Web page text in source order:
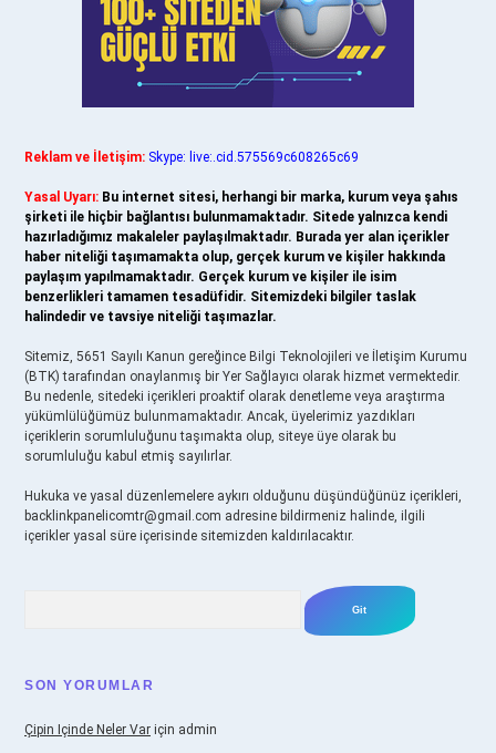
Reklam ve İletişim: Skype: live:.cid.575569c608265c69
Yasal Uyarı: Bu internet sitesi, herhangi bir marka, kurum veya şahıs
şirketi ile hiçbir bağlantısı bulunmamaktadır. Sitede yalnızca kendi
hazırladığımız makaleler paylaşılmaktadır. Burada yer alan içerikler
haber niteliği taşımamakta olup, gerçek kurum ve kişiler hakkında
paylaşım yapılmamaktadır. Gerçek kurum ve kişiler ile isim
benzerlikleri tamamen tesadüfidir. Sitemizdeki bilgiler taslak
halindedir ve tavsiye niteliği taşımazlar.
Sitemiz, 5651 Sayılı Kanun gereğince Bilgi Teknolojileri ve İletişim Kurumu
(BTK) tarafından onaylanmış bir Yer Sağlayıcı olarak hizmet vermektedir.
Bu nedenle, sitedeki içerikleri proaktif olarak denetleme veya araştırma
yükümlülüğümüz bulunmamaktadır. Ancak, üyelerimiz yazdıkları
içeriklerin sorumluluğunu taşımakta olup, siteye üye olarak bu
sorumluluğu kabul etmiş sayılırlar.
Hukuka ve yasal düzenlemelere aykırı olduğunu düşündüğünüz içerikleri,
backlinkpanelicomtr@gmail.com adresine bildirmeniz halinde, ilgili
içerikler yasal süre içerisinde sitemizden kaldırılacaktır.
SON YORUMLAR
Çipin Içinde Neler Var için admin